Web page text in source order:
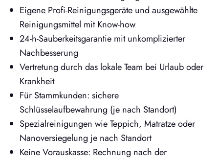
Eigene Profi-Reinigungsgeräte und ausgewählte
Reinigungsmittel mit Know-how
24-h-Sauberkeitsgarantie mit unkomplizierter
Nachbesserung
Vertretung durch das lokale Team bei Urlaub oder
Krankheit
Für Stammkunden: sichere
Schlüsselaufbewahrung (je nach Standort)
Spezialreinigungen wie Teppich, Matratze oder
Nanoversiegelung je nach Standort
Keine Vorauskasse: Rechnung nach der